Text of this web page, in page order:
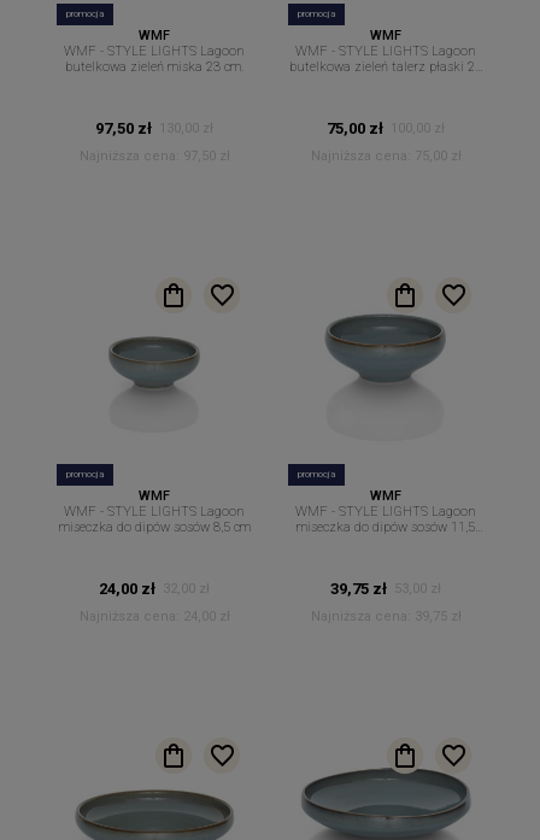
promocja
WMF
WMF - STYLE LIGHTS Lagoon
butelkowa zieleń miska 23 cm.
97,50 zł
130,00 zł
Najniższa cena:
97,50 zł
promocja
WMF
WMF - STYLE LIGHTS Lagoon
butelkowa zieleń talerz płaski 26
75,00 zł
100,00 zł
Najniższa cena:
75,00 zł
promocja
WMF
WMF - STYLE LIGHTS Lagoon
miseczka do dipów sosów 8,5 cm
24,00 zł
32,00 zł
Najniższa cena:
24,00 zł
promocja
WMF
WMF - STYLE LIGHTS Lagoon
miseczka do dipów sosów 11,5
39,75 zł
53,00 zł
Najniższa cena:
39,75 zł